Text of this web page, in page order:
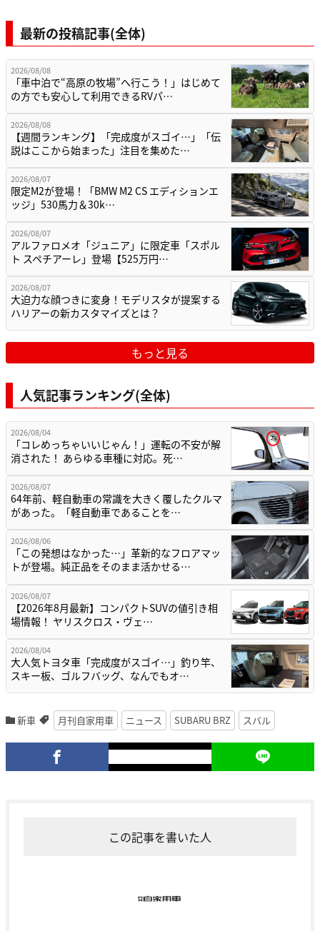
最新の投稿記事(全体)
2026/08/08
「車中泊で“高原の牧場”へ行こう！」はじめて
の方でも安心して利用できるRVパ…
2026/08/08
【週間ランキング】「完成度がスゴイ…」「伝
説はここから始まった」注目を集めた…
2026/08/07
限定M2が登場！「BMW M2 CS エディションエ
ッジ」530馬力＆30k…
2026/08/07
アルファロメオ「ジュニア」に限定車「スポル
ト スペチアーレ」登場【525万円…
2026/08/07
大迫力な顔つきに変身！モデリスタが提案する
ハリアーの新カスタマイズとは？
もっと見る
人気記事ランキング(全体)
2026/08/04
「コレめっちゃいいじゃん！」運転の不安が解
消された！ あらゆる車種に対応。死…
2026/08/07
64年前、軽自動車の常識を大きく覆したクルマ
があった。「軽自動車であることを…
2026/08/06
「この発想はなかった…」革新的なフロアマッ
トが登場。純正品をそのまま活かせる…
2026/08/07
【2026年8月最新】コンパクトSUVの値引き相
場情報！ ヤリスクロス・ヴェ…
2026/08/04
大人気トヨタ車「完成度がスゴイ…」釣り竿、
スキー板、ゴルフバッグ、なんでもオ…
新車 月刊自家用車 ニュース SUBARU BRZ スバル
この記事を書いた人